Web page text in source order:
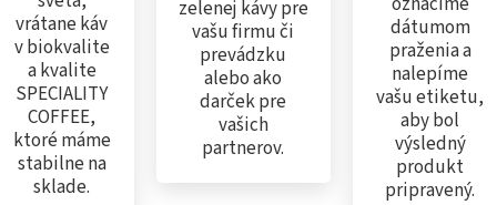
vrátane káv
v biokvalite
a kvalite
SPECIALITY
COFFEE,
ktoré máme
stabilne na
sklade.
zelenej kávy pre
vašu firmu či
prevádzku
alebo ako
darček pre
vašich
partnerov.
dátumom
praženia a
nalepíme
vašu etiketu,
aby bol
výsledný
produkt
pripravený.